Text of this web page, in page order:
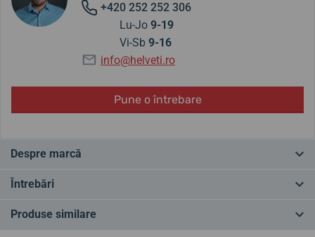
+420 252 252 306
Lu-Jo 9-19
Vi-Sb 9-16
info@helveti.ro
Pune o întrebare
Despre marcă
Junghans - tradiție germană din 1861. Ceasurile Junghans provin
mărci germane. Liniile Junghans Meister și Max Bill de la designerul
Întrebări
Produse similare